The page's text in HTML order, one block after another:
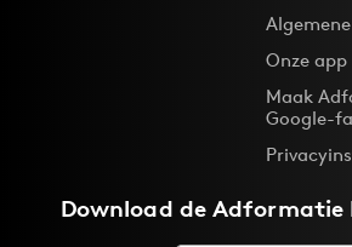
Onze app
Maak
Google-
Download deAdformatie